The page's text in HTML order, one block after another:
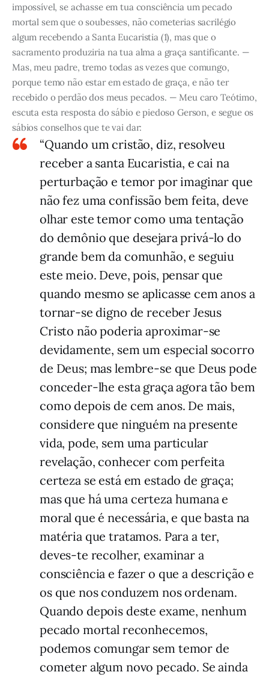
impossível, se achasse em tua consciência um pecado
mortal sem que o soubesses, não cometerias sacrilégio
algum recebendo a Santa Eucaristia (1), mas que o
sacramento produziria na tua alma a graça santificante. —
Mas, meu padre, tremo todas as vezes que comungo,
porque temo não estar em estado de graça, e não ter
recebido o perdão dos meus pecados. — Meu caro Teótimo,
escuta esta resposta do sábio e piedoso Gerson, e segue os
sábios conselhos que te vai dar:
“Quando um cristão, diz, resolveu
receber a santa Eucaristia, e cai na
perturbação e temor por imaginar que
não fez uma confissão bem feita, deve
olhar este temor como uma tentação
do demônio que desejara privá-lo do
grande bem da comunhão, e seguiu
este meio. Deve, pois, pensar que
quando mesmo se aplicasse cem anos a
tornar-se digno de receber Jesus
Cristo não poderia aproximar-se
devidamente, sem um especial socorro
de Deus; mas lembre-se que Deus pode
conceder-lhe esta graça agora tão bem
como depois de cem anos. De mais,
considere que ninguém na presente
vida, pode, sem uma particular
revelação, conhecer com perfeita
certeza se está em estado de graça;
mas que há uma certeza humana e
moral que é necessária, e que basta na
matéria que tratamos. Para a ter,
deves-te recolher, examinar a
consciência e fazer o que a descrição e
os que nos conduzem nos ordenam.
Quando depois deste exame, nenhum
pecado mortal reconhecemos,
podemos comungar sem temor de
cometer algum novo pecado. Se ainda